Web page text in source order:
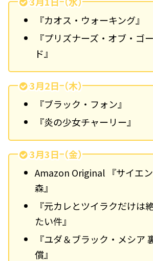
『カオス・ウォーキング』
『プリズナーズ・オブ・ゴ
ド』
3月2日（木）
『ブラック・フォン』
『炎の少女チャーリー』
3月3日（金）
Amazon Original 『サイエ
森』
『元カレとツイラクだけは
たい件』
『ユダ＆ブラック・メシア
償』